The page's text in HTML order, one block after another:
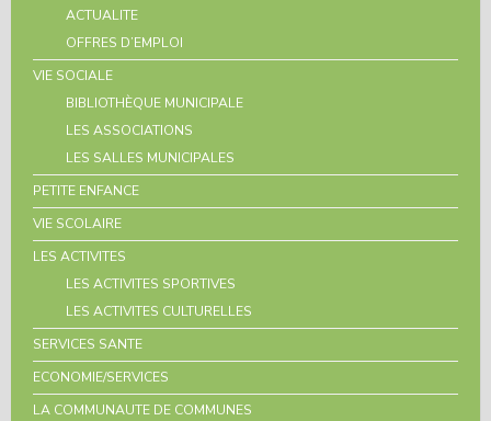
ACTUALITE
OFFRES D’EMPLOI
VIE SOCIALE
BIBLIOTHÈQUE MUNICIPALE
LES ASSOCIATIONS
LES SALLES MUNICIPALES
PETITE ENFANCE
VIE SCOLAIRE
LES ACTIVITES
LES ACTIVITES SPORTIVES
LES ACTIVITES CULTURELLES
SERVICES SANTE
ECONOMIE/SERVICES
LA COMMUNAUTE DE COMMUNES